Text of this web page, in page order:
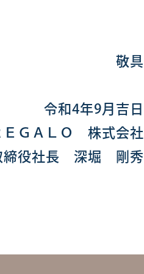
敬具
令和4年9月吉日
ＥＧＡＬＯ 株式会社
締役社長 深堀 剛秀